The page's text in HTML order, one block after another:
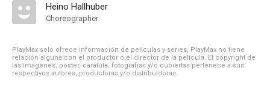
Heino Hallhuber
Choreographer
PlayMax solo ofrece información de películas y series, PlayMax no tiene
relación alguna con el productor o el director de la película. El copyright de
las imágenes, póster, carátula, fotografías y/o cubiertas pertenece a sus
respectivos autores, productoras y/o distribuidoras.